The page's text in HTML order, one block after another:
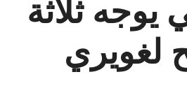
يوجه ثلاثة
لغويري